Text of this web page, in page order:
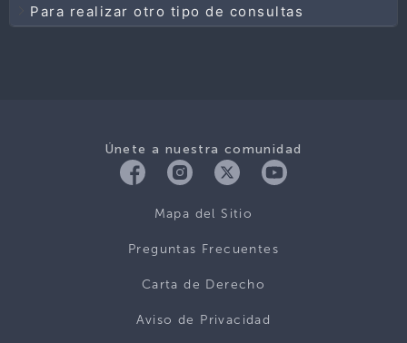
Para realizar otro tipo de consultas
Únete a nuestra comunidad
Mapa del Sitio
Preguntas Frecuentes
Carta de Derecho
Aviso de Privacidad